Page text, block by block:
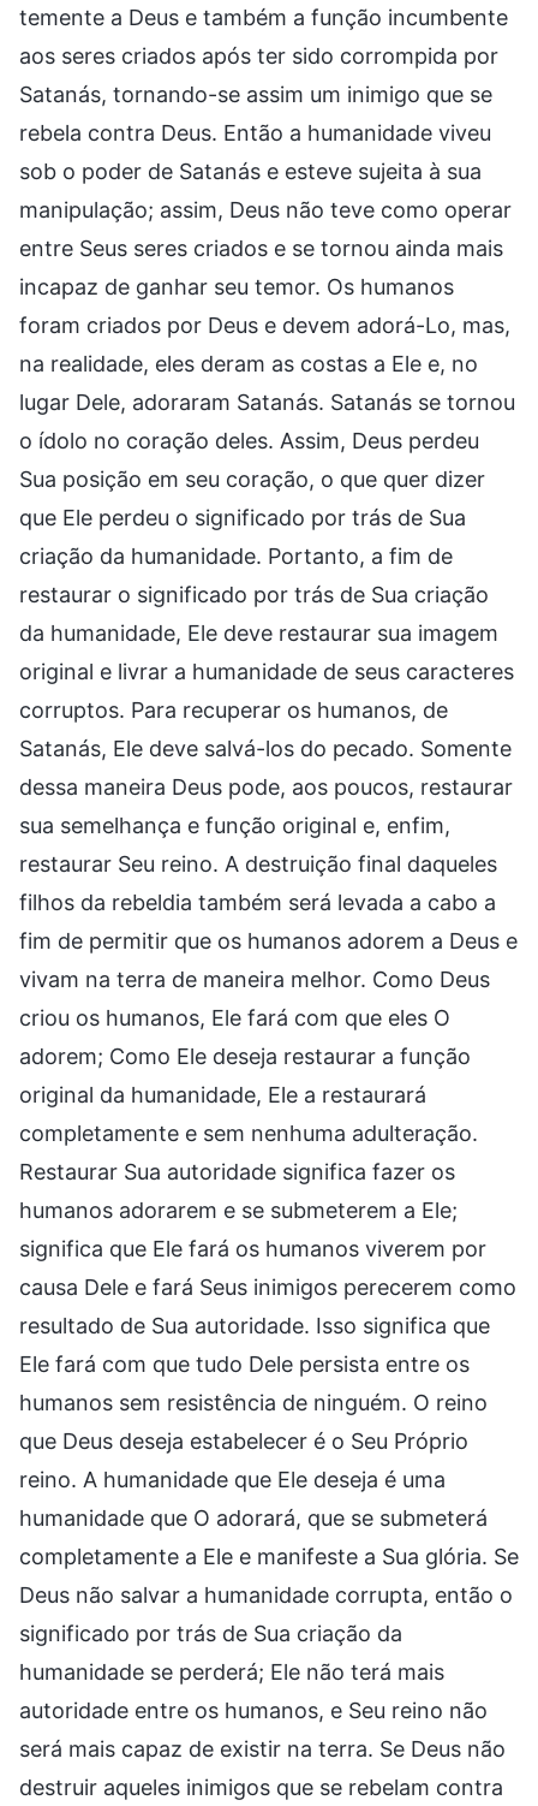
temente a Deus e também a função incumbente
aos seres criados após ter sido corrompida por
Satanás, tornando-se assim um inimigo que se
rebela contra Deus. Então a humanidade viveu
sob o poder de Satanás e esteve sujeita à sua
manipulação; assim, Deus não teve como operar
entre Seus seres criados e se tornou ainda mais
incapaz de ganhar seu temor. Os humanos
foram criados por Deus e devem adorá-Lo, mas,
na realidade, eles deram as costas a Ele e, no
lugar Dele, adoraram Satanás. Satanás se tornou
o ídolo no coração deles. Assim, Deus perdeu
Sua posição em seu coração, o que quer dizer
que Ele perdeu o significado por trás de Sua
criação da humanidade. Portanto, a fim de
restaurar o significado por trás de Sua criação
da humanidade, Ele deve restaurar sua imagem
original e livrar a humanidade de seus caracteres
corruptos. Para recuperar os humanos, de
Satanás, Ele deve salvá-los do pecado. Somente
dessa maneira Deus pode, aos poucos, restaurar
sua semelhança e função original e, enfim,
restaurar Seu reino. A destruição final daqueles
filhos da rebeldia também será levada a cabo a
fim de permitir que os humanos adorem a Deus e
vivam na terra de maneira melhor. Como Deus
criou os humanos, Ele fará com que eles O
adorem; Como Ele deseja restaurar a função
original da humanidade, Ele a restaurará
completamente e sem nenhuma adulteração.
Restaurar Sua autoridade significa fazer os
humanos adorarem e se submeterem a Ele;
significa que Ele fará os humanos viverem por
causa Dele e fará Seus inimigos perecerem como
resultado de Sua autoridade. Isso significa que
Ele fará com que tudo Dele persista entre os
humanos sem resistência de ninguém. O reino
que Deus deseja estabelecer é o Seu Próprio
reino. A humanidade que Ele deseja é uma
humanidade que O adorará, que se submeterá
completamente a Ele e manifeste a Sua glória. Se
Deus não salvar a humanidade corrupta, então o
significado por trás de Sua criação da
humanidade se perderá; Ele não terá mais
autoridade entre os humanos, e Seu reino não
será mais capaz de existir na terra. Se Deus não
destruir aqueles inimigos que se rebelam contra